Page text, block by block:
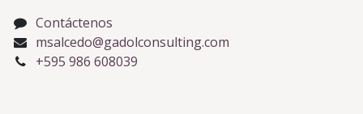
Contáctenos
msalcedo@gadolconsulting.com
+595 986 608039